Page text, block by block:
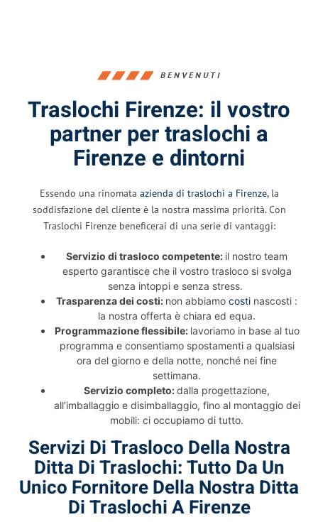
BENVENUTI
Traslochi Firenze: il vostro
partner per traslochi a
Firenze e dintorni
Essendo una rinomata azienda di traslochi a Firenze,la
soddisfazione del cliente è la nostra massima priorità. Con
Traslochi Firenze beneficerai di una serie di vantaggi:
Servizio di trasloco competente: il nostro team
esperto garantisce che il vostro trasloco si svolga
senza intoppi e senza stress.
Trasparenza dei costi: non abbiamo costi nascosti :
la nostra offerta è chiara ed equa.
Programmazione flessibile: lavoriamo in base al tuo
programma e consentiamo spostamenti a qualsiasi
ora del giorno e della notte, nonché nei fine
settimana.
Servizio completo:dalla progettazione,
all’imballaggio e disimballaggio, fino al montaggio dei
mobili: ci occupiamo di tutto.
Servizi Di Trasloco Della Nostra
Ditta Di Traslochi: Tutto Da Un
Unico Fornitore Della Nostra Ditta
Di Traslochi A Firenze